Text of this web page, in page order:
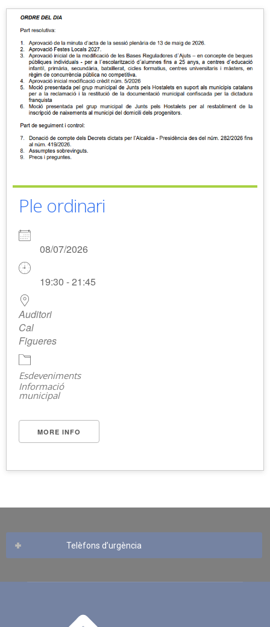
Ple ordinari
08/07/2026
19:30 - 21:45
Auditori
Cal
Figueres
Esdeveniments
Informació
municipal
MORE INFO
Telèfons d’urgència